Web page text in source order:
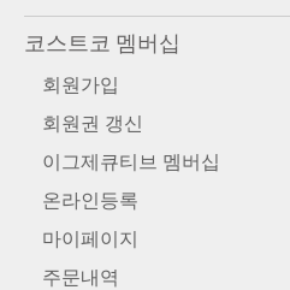
코스트코 멤버십
회원가입
회원권 갱신
이그제큐티브 멤버십
온라인등록
마이페이지
주문내역